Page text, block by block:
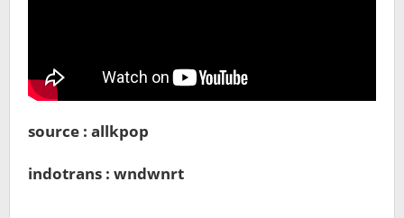
source : allkpop
indotrans : wndwnrt